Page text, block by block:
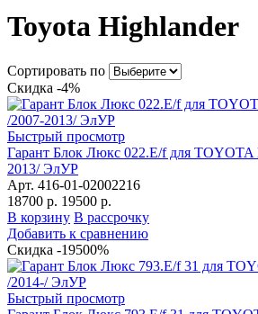
Toyota Highlander
Сортировать по
Скидка -4%
Быстрый просмотр
Гарант Блок Люкс 022.E/f для
2013/ ЭлУР
Арт. 416-01-02002216
18700 р. 19500 р.
В корзину В рассрочку
Добавить к сравнению
Скидка -19500%
Быстрый просмотр